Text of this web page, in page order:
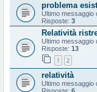
problema
Ultimo messaggio
Risposte: 3
Relatività
Ultimo messaggio
Risposte: 13
1 2
relatività
Ultimo messaggio